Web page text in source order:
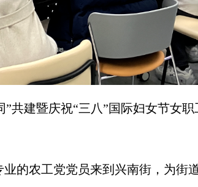
共建暨庆祝“三八”国际妇女节女
的农工党党员来到兴南街，为街